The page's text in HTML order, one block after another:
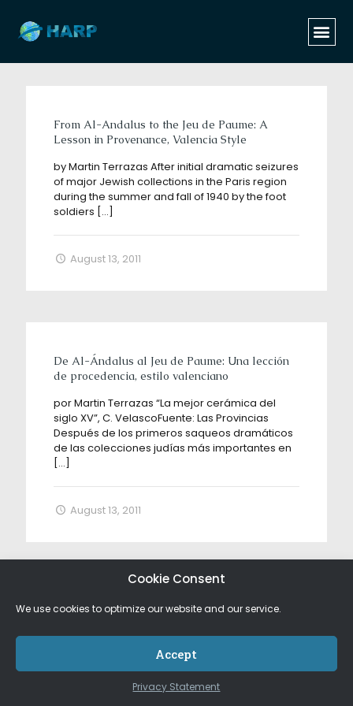
Cookie Consent
We use cookies to optimize our website and our service.
Accept
Privacy Statement
Categories Show all
From Al-Andalus to the Jeu de Paume: A
Lesson in Provenance, Valencia Style
by Martin Terrazas After initial dramatic seizures
of major Jewish collections in the Paris region
during the summer and fall of 1940 by the foot
soldiers […]
August 13, 2011
De Al-Ándalus al Jeu de Paume: Una lección
de procedencia, estilo valenciano
por Martin Terrazas “La mejor cerámica del
siglo XV”, C. VelascoFuente: Las Provincias
Después de los primeros saqueos dramáticos
de las colecciones judías más importantes en
[…]
August 13, 2011